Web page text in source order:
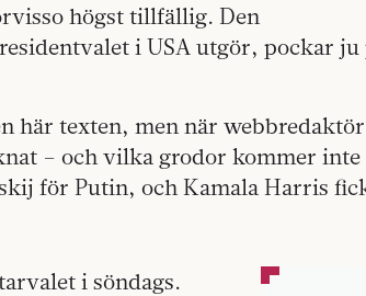
högst tillfällig. Den
i USA utgör, pockar ju
här texten, men när webbredaktör
– och vilka grodor kommer
för Putin, och Kamala Harris
i söndags.